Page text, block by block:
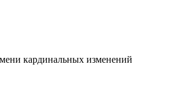
кардинальных изменений